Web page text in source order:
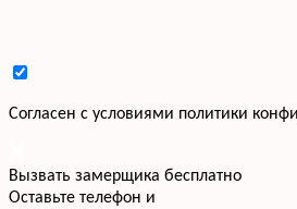
Cогласен с условиями политики
Вызвать замерщика бесплатно
Оставьте телефон и